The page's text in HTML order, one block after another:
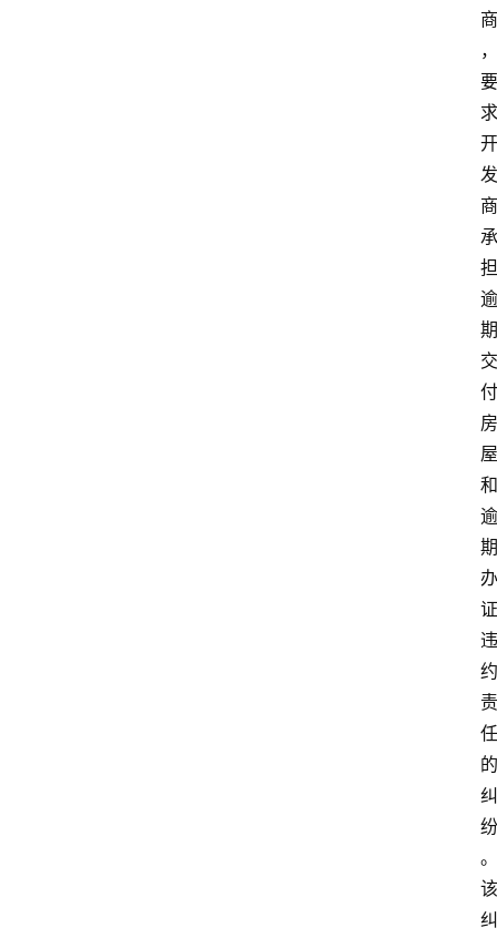
商
，
要
求
开
发
商
承
担
逾
期
交
付
房
屋
和
逾
期
办
证
违
约
责
任
的
纠
纷
。
该
纠